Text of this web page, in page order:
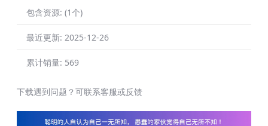
包含资源: (1个)
最近更新: 2025-12-26
累计销量: 569
下载遇到问题？可联系客服或反馈